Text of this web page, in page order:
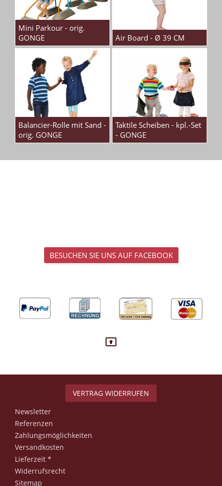
Mini Parkour - orig.
GONGE
Air Board - Ø 39 CM
Balancier-Rolle mit Sand -
orig. GONGE
Taktile Scheiben - kpl.-Set
- GONGE
BESUCHEN SIE UNS AUF FACEBOOK
VERTRAG WIDERRUFEN
Newsletter
Referenzen
Zahlungsmöglichkeiten
Versandkosten
Lieferzeit *
Widerrufsrecht
Sitemap